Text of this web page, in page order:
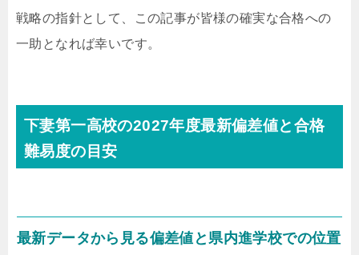
戦略の指針として、この記事が皆様の確実な合格への
一助となれば幸いです。
下妻第一高校の2027年度最新偏差値と合格
難易度の目安
最新データから見る偏差値と県内進学校での位置